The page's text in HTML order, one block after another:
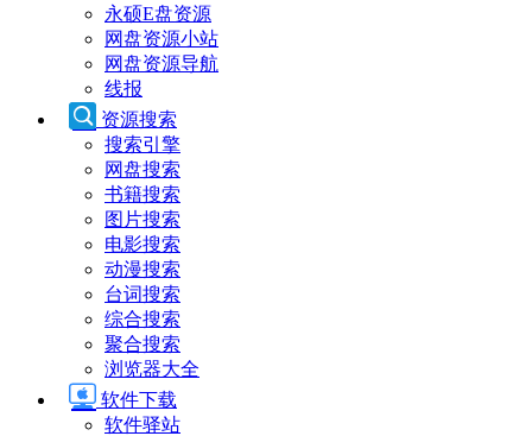
永硕E盘资源
网盘资源小站
网盘资源导航
线报
资源搜索
搜索引擎
网盘搜索
书籍搜索
图片搜索
电影搜索
动漫搜索
台词搜索
综合搜索
聚合搜索
浏览器大全
软件下载
软件驿站